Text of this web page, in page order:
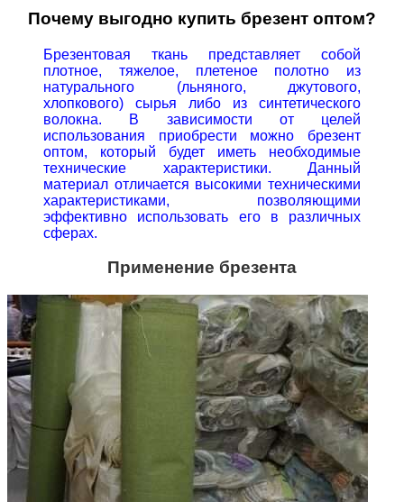
Почему выгодно купить брезент оптом?
Брезентовая ткань представляет собой
плотное, тяжелое, плетеное полотно из
натурального (льняного, джутового,
хлопкового) сырья либо из синтетического
волокна. В зависимости от целей
использования приобрести можно брезент
оптом, который будет иметь необходимые
технические характеристики. Данный
материал отличается высокими техническими
характеристиками, позволяющими
эффективно использовать его в различных
сферах.
Применение брезента